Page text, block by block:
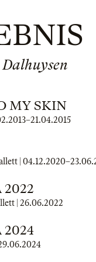
MY SKIN
–21.04.2015
| 04.12.2020–
2022
| 26.06.2022
2024